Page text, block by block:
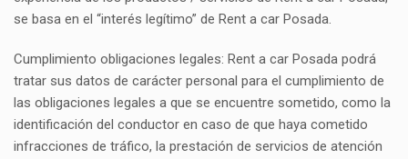
se basa en el “interés legítimo” de Rent a car Posada.
Cumplimiento obligaciones legales: Rent a car Posada podrá
tratar sus datos de carácter personal para el cumplimiento de
las obligaciones legales a que se encuentre sometido, como la
identificación del conductor en caso de que haya cometido
infracciones de tráfico, la prestación de servicios de atención